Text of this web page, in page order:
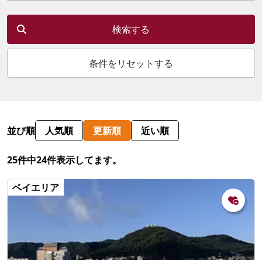
検索する
条件をリセットする
並び順 人気順 更新順 近い順
25件中24件表示してます。
ベイエリア